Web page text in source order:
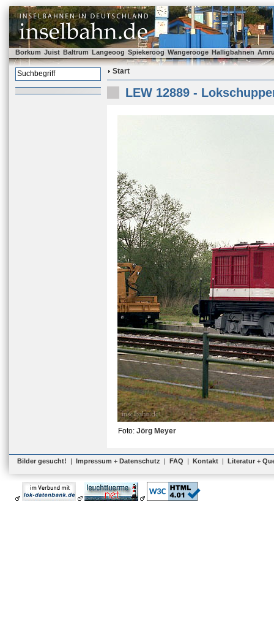
Borkum Juist Baltrum Langeoog Spiekeroog Wangerooge Halligbahnen
Start
LEW 12889 -
Foto: Jörg Meyer
Bilder gesucht! | Impressum + Datenschutz | FAQ | Kontakt | Literatur +